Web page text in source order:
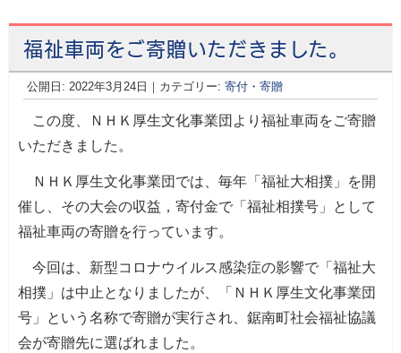
福祉車両をご寄贈いただきました。
公開日: 2022年3月24日 ｜カテゴリー: 寄付・寄贈
この度、ＮＨＫ厚生文化事業団より福祉車両をご寄贈
いただきました。
ＮＨＫ厚生文化事業団では、毎年「福祉大相撲」を開
催し、その大会の収益，寄付金で「福祉相撲号」として
福祉車両の寄贈を行っています。
今回は、新型コロナウイルス感染症の影響で「福祉大
相撲」は中止となりましたが、「ＮＨＫ厚生文化事業団
号」という名称で寄贈が実行され、鋸南町社会福祉協議
会が寄贈先に選ばれました。